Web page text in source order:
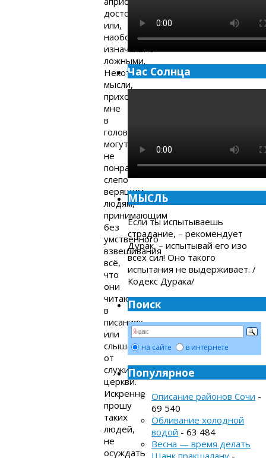
достоверными
или,
наоборот,
изначально
ложными.
Некоторые
мысли,
приходящие
мне
в
голову
могут
не
понравиться
слепо
верящим
людям,
принимающим
без
умственного
взвешивания
всё,
что
они
читают
в
писаниях,
или
слышат
от
служителей
церкви.
Искренне
прошу
таких
людей,
не
осуждать
Час Солнца
МЫСЛЬ
Если ты испытываешь
страдание, – рекомендует
Дурак, – испытывай его изо
всех сил! Оно такого
испытания не выдерживает. /
Кодекс Дурака/
Поиск
на сайте в интернете
Популярное
Описание районов Сочи -
69 540
Обливание холодной
водой - 63 484
Весна — время делать
Шанк пракшалану -